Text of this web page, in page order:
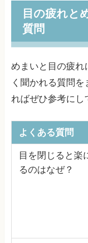
目の疲れと
質問
めまいと目の疲れ
く聞かれる質問
ればぜひ参考にし
よくある質問
目を閉じると楽
るのはなぜ？